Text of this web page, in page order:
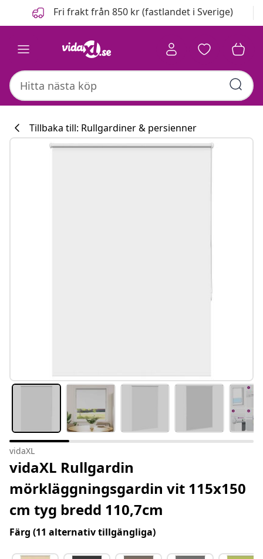
FöregåendeFri frakt från 850 kr (fastlandet i Sverige)
Tillbaka till: Rullgardiner & persienner
vidaXL
vidaXL Rullgardin
mörkläggningsgardin vit 115x150
cm tyg bredd 110,7cm
Färg (11 alternativ tillgängliga)